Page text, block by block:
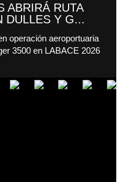
ABRIRÁ RUTA
DULLES Y G...
operación aeroportuaria
3500 en LABACE 2026